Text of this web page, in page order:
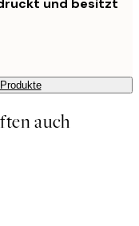
und besitzt
auch